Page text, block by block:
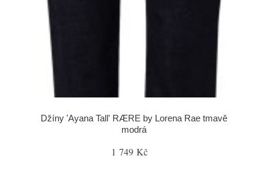
Džíny 'Ayana Tall' RÆRE by Lorena Rae tmavě
modrá
1 749 Kč